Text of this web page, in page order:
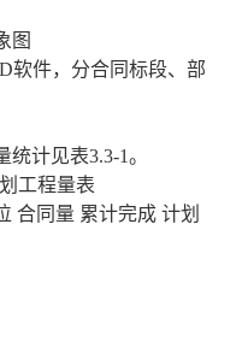
图
件，分合同标段、部
计见表3.3-1。
工程量表
合同量 累计完成 计划